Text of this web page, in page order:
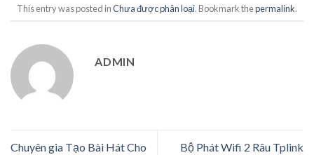
This entry was posted inChưa được phân loại. Bookmark thepermalink.
ADMIN
Chuyên gia Tạo Bài Hát Cho
Bộ Phát Wifi 2 Râu Tplink